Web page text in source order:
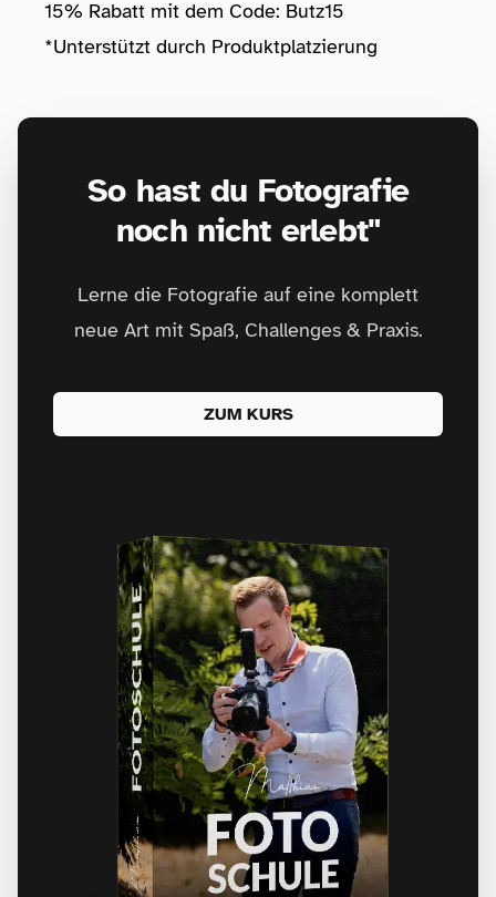
15% Rabatt mit dem Code: Butz15
*Unterstützt durch Produktplatzierung
So hast du Fotografie
noch nicht erlebt"
Lerne die Fotografie auf eine komplett
neue Art mit Spaß, Challenges & Praxis.
ZUM KURS